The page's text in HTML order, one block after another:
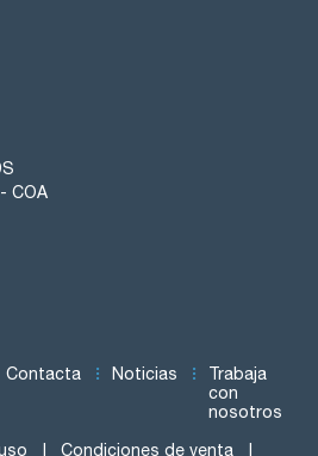
COA
Contacta Noticias
Trabaja
con
nosotros
Condiciones de venta